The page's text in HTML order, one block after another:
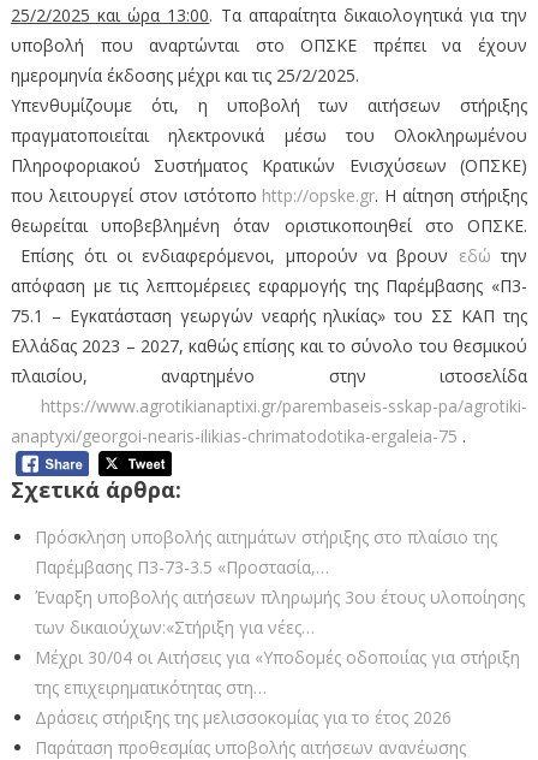
25/2/2025 και ώρα 13:00. Τα απαραίτητα δικαιολογητικά για την
υποβολή που αναρτώνται στο ΟΠΣΚΕ πρέπει να έχουν
ημερομηνία έκδοσης μέχρι και τις 25/2/2025.
Υπενθυμίζουμε ότι, η υποβολή των αιτήσεων στήριξης
πραγματοποιείται ηλεκτρονικά μέσω του Ολοκληρωμένου
Πληροφοριακού Συστήματος Κρατικών Ενισχύσεων (ΟΠΣΚΕ)
που λειτουργεί στον ιστότοπο http://opske.gr. Η αίτηση στήριξης
θεωρείται υποβεβλημένη όταν οριστικοποιηθεί στο ΟΠΣΚΕ.
Επίσης ότι οι ενδιαφερόμενοι, μπορούν να βρουν εδώ την
απόφαση με τις λεπτομέρειες εφαρμογής της Παρέμβασης «Π3-
75.1 – Εγκατάσταση γεωργών νεαρής ηλικίας» του ΣΣ ΚΑΠ της
Ελλάδας 2023 – 2027, καθώς επίσης και το σύνολο του θεσμικού
πλαισίου, αναρτημένο στην ιστοσελίδα
https://www.agrotikianaptixi.gr/parembaseis-sskap-pa/agrotiki-
anaptyxi/georgoi-nearis-ilikias-chrimatodotika-ergaleia-75 .
Σχετικά άρθρα:
Πρόσκληση υποβολής αιτημάτων στήριξης στο πλαίσιο της
Παρέμβασης Π3-73-3.5 «Προστασία,…
Έναρξη υποβολής αιτήσεων πληρωμής 3ου έτους υλοποίησης
των δικαιούχων:«Στήριξη για νέες…
Μέχρι 30/04 οι Αιτήσεις για «Υποδομές οδοποιίας για στήριξη
της επιχειρηματικότητας στη…
Δράσεις στήριξης της μελισσοκομίας για το έτος 2026
Παράταση προθεσμίας υποβολής αιτήσεων ανανέωσης